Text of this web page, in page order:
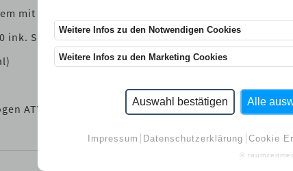
Weitere Infos zu den Notwendigen Cookies
Weitere Infos zu den Marketing Cookies
Auswahl bestätigen Alle
Impressum Datenschutzerklärung Cookie
©
mit 60m Schiebeaal (Haspel XR60)
ink. Schiebemuggel D75
ATV143, DWA149-2)